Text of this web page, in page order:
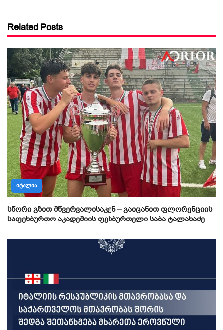
Related Posts
ᲘᲢᲐᲚᲘᲐ
სწორი გზით მწვერვალისაკენ – გაიცანით ფლორენციის
საფეხბურთო აკადემიის ფეხბურთელი საბა ტალახაძე